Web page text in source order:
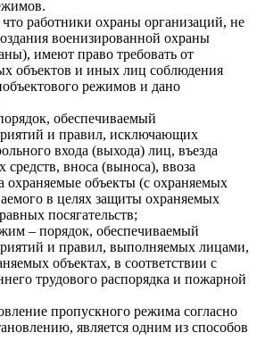
работники охраны организаций, не
военизированной охраны
имеют право требовать от
объектов и иных лиц соблюдения
режимов и дано
обеспечиваемый
и правил, исключающих
входа (выхода) лиц, въезда
средств, вноса (выноса), ввоза
охраняемые объекты (с охраняемых
в целях защиты охраняемых
посягательств;
– порядок, обеспечиваемый
и правил, выполняемых лицами,
объектах, в соответствии с
трудового распорядка и пожарной
пропускного режима согласно
является одним из способов